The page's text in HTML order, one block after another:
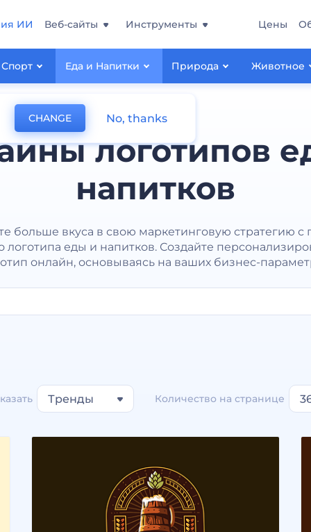
ИИ
Спорт Еда и Напитки Природа Животное
Веб-сайты Инструменты Цены
логотипов
напитков
больше вкуса в свою маркетинговую стратегию
логотипа еды и напитков. Создайте
онлайн, основываясь на ваших бизнес-
Тренды Количество на странице
CHANGE No, thanks